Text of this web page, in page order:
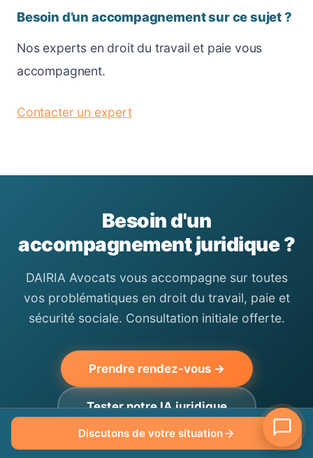
Besoin d’un accompagnement sur ce sujet ?
Nos experts en droit du travail et paie vous
accompagnent.
Contacter un expert
Besoin d'un
accompagnement juridique ?
DAIRIA Avocats vous accompagne sur toutes
vos problématiques en droit du travail, paie et
sécurité sociale. Consultation initiale offerte.
Prendre rendez-vous →
Tester notre IA juridique
Discutons de votre situation